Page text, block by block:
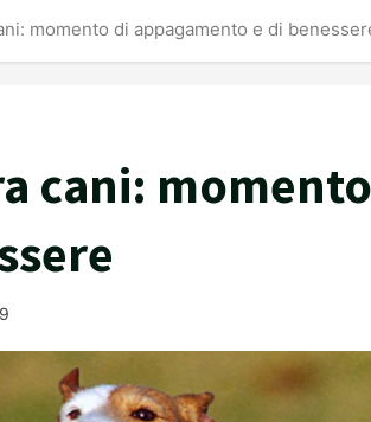
momento di appagamento e di
cani: